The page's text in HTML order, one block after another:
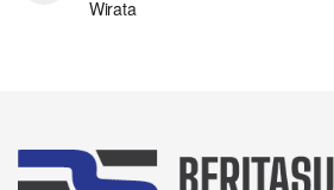
Wirata